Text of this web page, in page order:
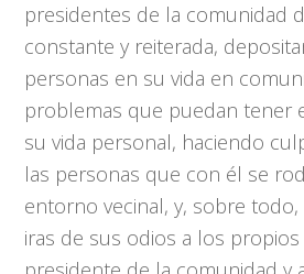
presidentes de la comunidad
constante y reiterada,
personas en su vida en
problemas que puedan tener
su vida personal, haciendo
las personas que con él se
entorno vecinal, y, sobre
iras de sus odios a los propios